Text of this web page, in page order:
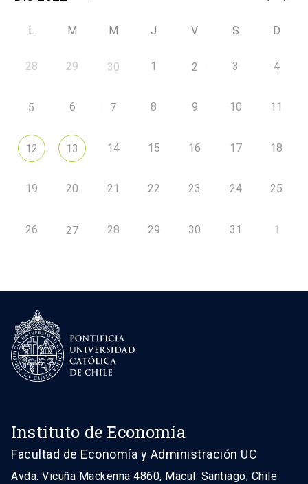
L M M J V S D
28 29 30 1 2 3 4
5 6 7 8 9 10 11
12 13 14 15 16 17 18
19 20 21 22 23 24 25
26 27 28 29 30 31 1
Instituto de Economía
Facultad de Economía y Administración UC
Avda. Vicuña Mackenna 4860, Macul. Santiago, Chile